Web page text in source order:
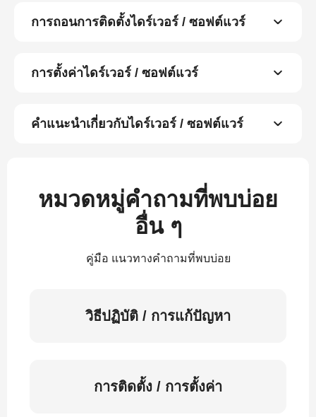
การถอนการติดตั้งไดร์เวอร์ / ซอฟต์แวร์
การตั้งค่าไดร์เวอร์ / ซอฟต์แวร์
คำแนะนำเกี่ยวกับไดร์เวอร์ / ซอฟต์แวร์
หมวดหมู่คำถามที่พบบ่อย
อื่น ๆ
คู่มือ แนวทางคำถามที่พบบ่อย
วิธีปฏิบัติ / การแก้ปัญหา
การติดตั้ง / การตั้งค่า